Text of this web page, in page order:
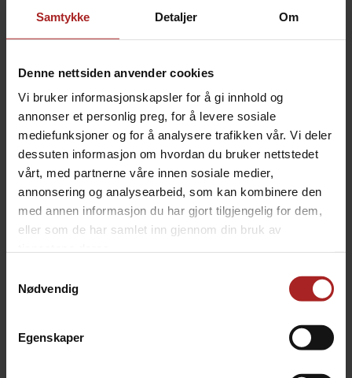
Samtykke Detaljer Om
Denne nettsiden anvender cookies
Vi bruker informasjonskapsler for å gi innhold og
annonser et personlig preg, for å levere sosiale
mediefunksjoner og for å analysere trafikken vår. Vi deler
dessuten informasjon om hvordan du bruker nettstedet
vårt, med partnerne våre innen sosiale medier,
annonsering og analysearbeid, som kan kombinere den
med annen informasjon du har gjort tilgjengelig for dem,
eller som de har samlet inn gjennom din bruk av
Nødvendig
Egenskaper
Meat Church Dia de la Fajita 397g
Cajun-kick med Texas jalapeño-spark!